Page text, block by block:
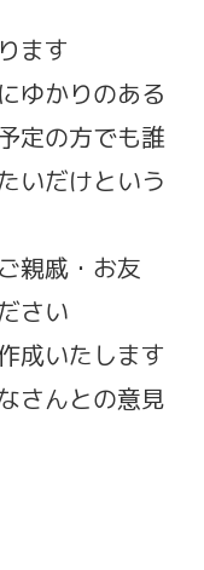
ます
ゆかりのある
定の方でも誰
いだけという
親戚・お友
さい
成いたします
さんとの意見